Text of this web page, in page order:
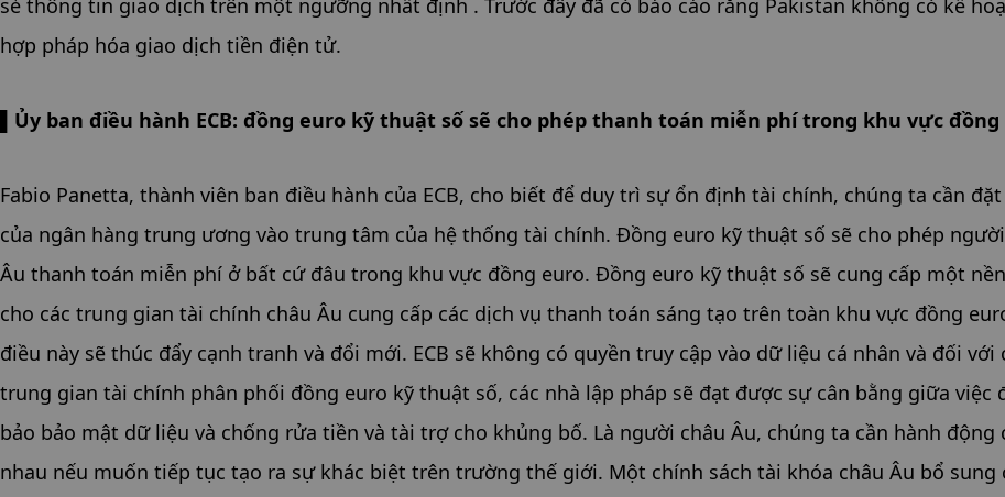
sẻ thông tin giao dịch trên một ngưỡng nhất định . Trước đây đã có báo cáo rằng Pakistan không có kế
hợp pháp hóa giao dịch tiền điện tử.
▌Ủy ban điều hành ECB: đồng euro kỹ thuật số sẽ cho phép thanh toán miễn phí trong khu vực
Fabio Panetta, thành viên ban điều hành của ECB, cho biết để duy trì sự ổn định tài chính, chúng ta cần
của ngân hàng trung ương vào trung tâm của hệ thống tài chính. Đồng euro kỹ thuật số sẽ cho phép
Âu thanh toán miễn phí ở bất cứ đâu trong khu vực đồng euro. Đồng euro kỹ thuật số sẽ cung cấp một
cho các trung gian tài chính châu Âu cung cấp các dịch vụ thanh toán sáng tạo trên toàn khu vực đồng
điều này sẽ thúc đẩy cạnh tranh và đổi mới. ECB sẽ không có quyền truy cập vào dữ liệu cá nhân và đối với
trung gian tài chính phân phối đồng euro kỹ thuật số, các nhà lập pháp sẽ đạt được sự cân bằng giữa việc
bảo bảo mật dữ liệu và chống rửa tiền và tài trợ cho khủng bố. Là người châu Âu, chúng ta cần hành động
nhau nếu muốn tiếp tục tạo ra sự khác biệt trên trường thế giới. Một chính sách tài khóa châu Âu bổ sung